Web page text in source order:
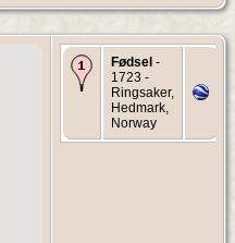
Fødsel -
1723 -
Ringsaker,
Hedmark,
Norway